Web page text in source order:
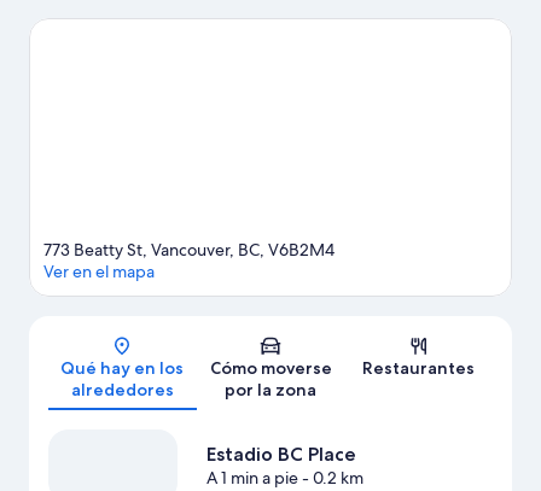
opciones si buscas unas vacaciones activas; para sumergirte en
Mapa
773 Beatty St, Vancouver, BC, V6B2M4
Ver en el mapa
Qué hay en los
alrededores
Cómo moverse
por la zona
Restaurantes
Estadio BC Place
A 1 min a pie- 0.2 km